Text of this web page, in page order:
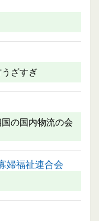
ざすぎ
の国内物流の会
婦福祉連合会